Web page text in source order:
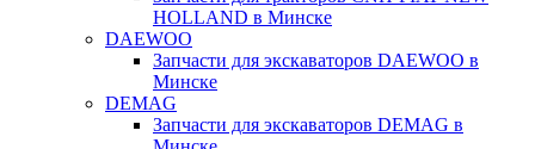
HOLLAND в Минске
DAEWOO
Запчасти для экскаваторов DAEWOO в
Минске
DEMAG
Запчасти для экскаваторов DEMAG в